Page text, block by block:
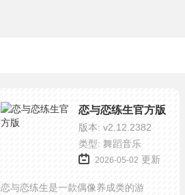
恋与恋练生官方版
版本: v2.12.2382
类型: 舞蹈音乐
2026-05-02 更新
恋与恋练生是一款偶像养成类的游